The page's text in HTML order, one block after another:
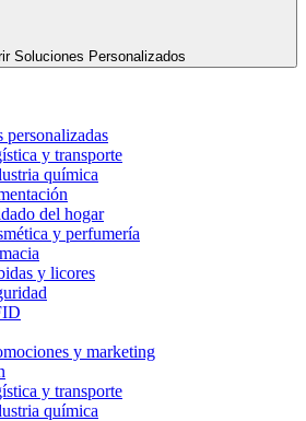
Soluciones Personalizados
personalizadas
y transporte
química
del hogar
y perfumería
y licores
y marketing
y transporte
química